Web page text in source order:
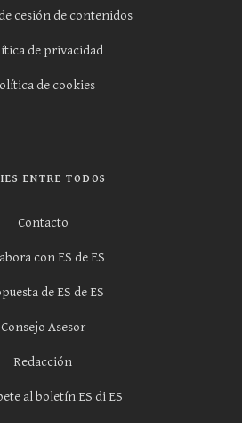
cesión de contenidos
de privacidad
de cookies
ENTRE TODOS
Contacto
con ES de ES
de ES de ES
Consejo Asesor
Redacción
al boletín ES di ES